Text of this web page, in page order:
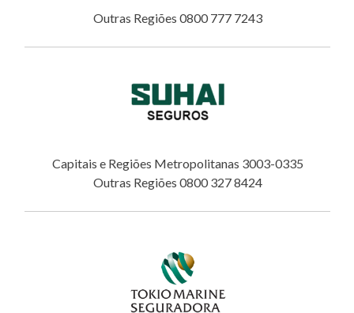
Outras Regiões 0800 777 7243
Capitais e Regiões Metropolitanas 3003-0335
Outras Regiões 0800 327 8424